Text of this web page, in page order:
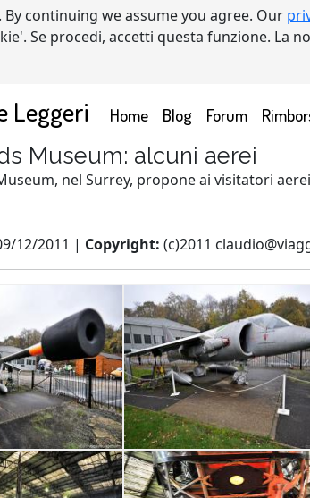
continuing we assume you agree. Our
Se procedi, accetti questa funzione. La
Leggeri Home(current)
Blog Forum
Museum: alcuni aerei
nel Surrey, propone ai visitatori
12/2011 | Copyright: (c)2011